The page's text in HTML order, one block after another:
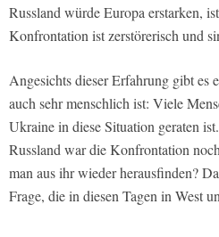
Russland würde Europa erstarken,
Konfrontation ist zerstörerisch und
Angesichts dieser Erfahrung gibt es
auch sehr menschlich ist: Viele
Ukraine in diese Situation geraten
Russland war die Konfrontation
man aus ihr wieder herausfinden?
Frage, die in diesen Tagen in West